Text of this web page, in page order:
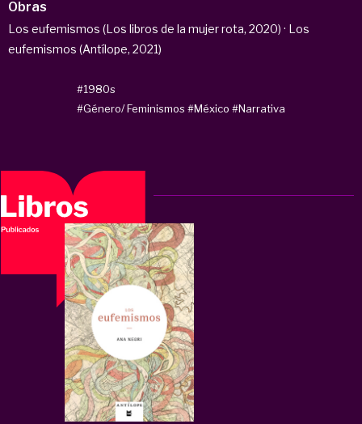
Obras
Los eufemismos (Los libros de la mujer rota, 2020) · Los
eufemismos (Antílope, 2021)
#1980s
#Género/ Feminismos #México #Narrativa